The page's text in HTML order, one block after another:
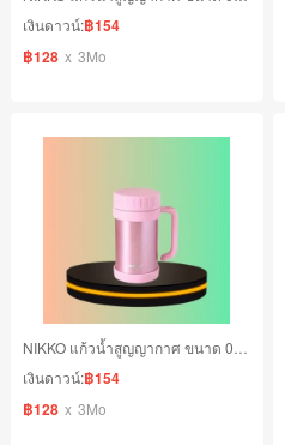
เงินดาวน์:฿154
฿128 x 3Mo
เงินดาวน์:฿154
฿128 x 3Mo